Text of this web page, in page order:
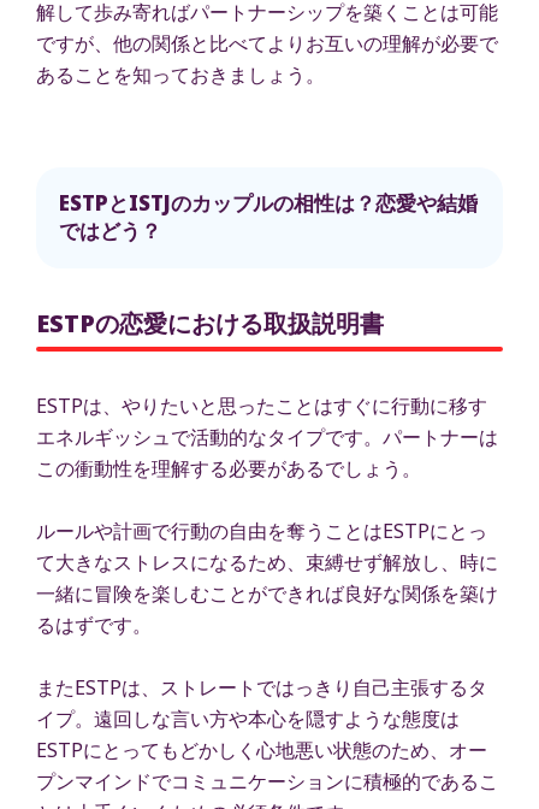
解して歩み寄ればパートナーシップを築くことは可能
ですが、他の関係と比べてよりお互いの理解が必要で
あることを知っておきましょう。
ESTPとISTJのカップルの相性は？恋愛や結婚
ではどう？
ESTPの恋愛における取扱説明書
ESTPは、やりたいと思ったことはすぐに行動に移す
エネルギッシュで活動的なタイプです。パートナーは
この衝動性を理解する必要があるでしょう。
ルールや計画で行動の自由を奪うことはESTPにとっ
て大きなストレスになるため、束縛せず解放し、時に
一緒に冒険を楽しむことができれば良好な関係を築け
るはずです。
またESTPは、ストレートではっきり自己主張するタ
イプ。遠回しな言い方や本心を隠すような態度は
ESTPにとってもどかしく心地悪い状態のため、オー
プンマインドでコミュニケーションに積極的であるこ